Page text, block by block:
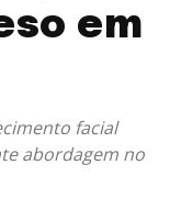
em
facial
abordagem no